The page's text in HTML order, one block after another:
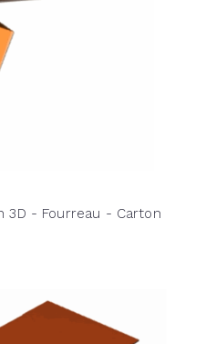
3D - Fourreau - Carton